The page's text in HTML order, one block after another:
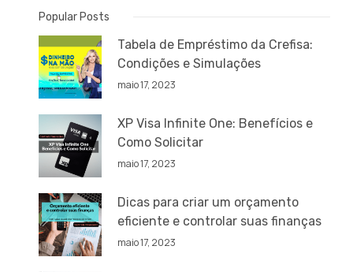
Popular Posts
Tabela de Empréstimo da Crefisa:
Condições e Simulações
maio 17, 2023
XP Visa Infinite One: Benefícios e
Como Solicitar
maio 17, 2023
Dicas para criar um orçamento
eficiente e controlar suas finanças
maio 17, 2023